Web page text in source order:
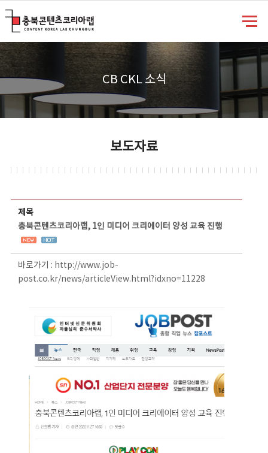
CB CKL 소식
보도자료
제목
충북콘텐츠코리아랩, 1인 미디어 크리에이터 양성 교육 진행
바로가기 : http://www.job-
post.co.kr/news/articleView.html?idxno=11228